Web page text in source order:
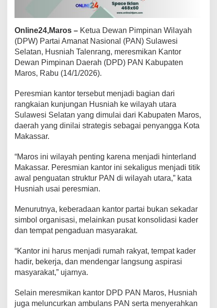
R
s
m
i
k
a
a
n
o
r
N
a
n
n
u
r
a
n
g
r
Online24,Maros – Ketua Dewan Pimpinan Wilayah
(DPW) Partai Amanat Nasional (PAN) Sulawesi
Selatan, Husniah Talenrang, meresmikan Kantor
Dewan Pimpinan Daerah (DPD) PAN Kabupaten
Maros, Rabu (14/1/2026).
Peresmian kantor tersebut menjadi bagian dari
rangkaian kunjungan Husniah ke wilayah utara
Sulawesi Selatan yang dimulai dari Kabupaten Maros,
daerah yang dinilai strategis sebagai penyangga Kota
Makassar.
“Maros ini wilayah penting karena menjadi hinterland
Makassar. Peresmian kantor ini sekaligus menjadi titik
awal penguatan struktur PAN di wilayah utara,” kata
Husniah usai peresmian.
Menurutnya, keberadaan kantor partai bukan sekadar
simbol organisasi, melainkan pusat konsolidasi kader
dan tempat pengaduan masyarakat.
“Kantor ini harus menjadi rumah rakyat, tempat kader
hadir, bekerja, dan mendengar langsung aspirasi
masyarakat,” ujarnya.
Selain meresmikan kantor DPD PAN Maros, Husniah
juga meluncurkan ambulans PAN serta menyerahkan